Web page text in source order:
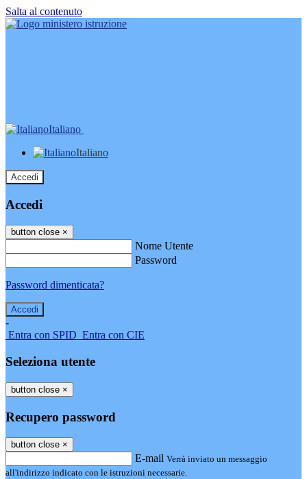
Salta al contenuto
Italiano
Italiano
Accedi
Accedi
button close ×
Nome Utente
Password
Password dimenticata?
-
Entra con SPID Entra con CIE
Seleziona utente
button close ×
Recupero password
button close ×
E-mail Verrà inviato un messaggio
all'indirizzo indicato con le istruzioni necessarie.